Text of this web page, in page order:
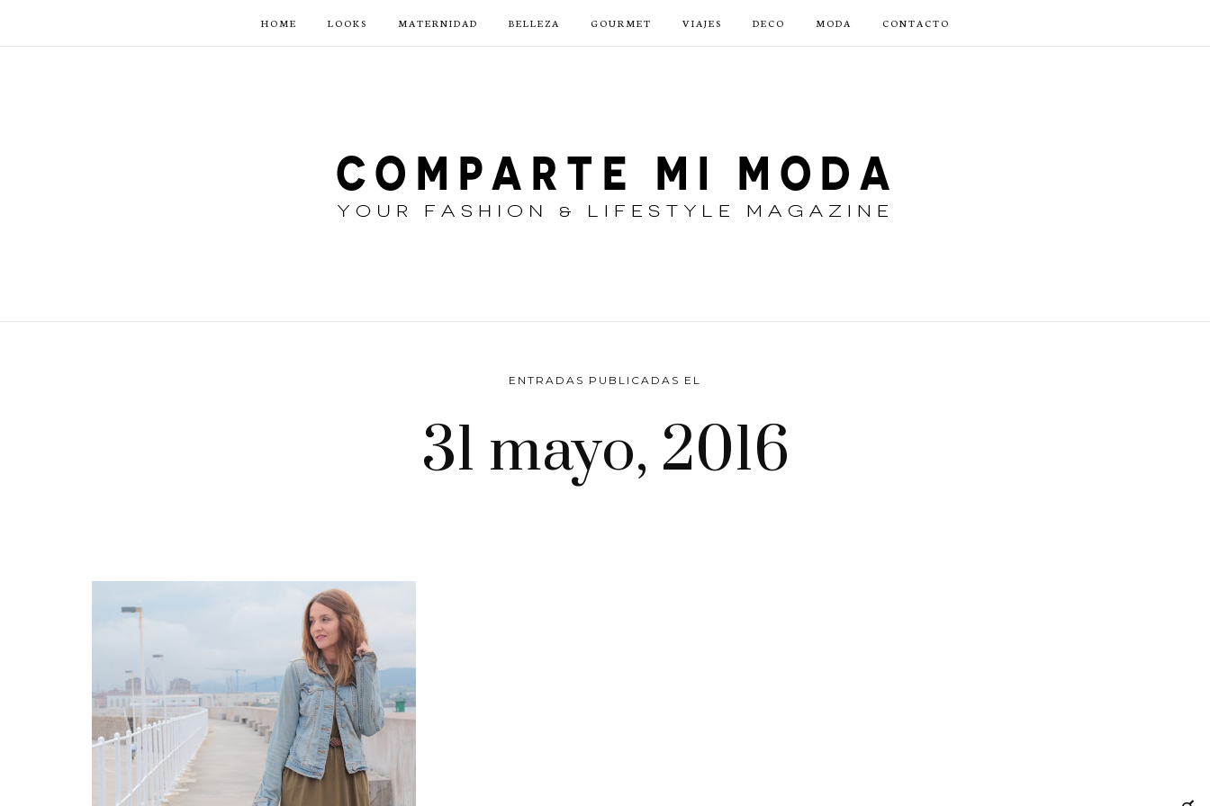
HOME LOOKS MATERNIDAD BELLEZA GOURMET VIAJES DECO MODA CONTACTO
ENTRADAS PUBLICADAS EL
31 mayo, 2016